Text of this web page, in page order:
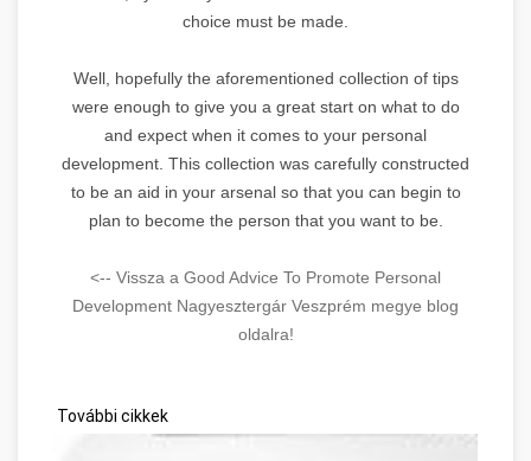
choice must be made.
Well, hopefully the aforementioned collection of tips
were enough to give you a great start on what to do
and expect when it comes to your personal
development. This collection was carefully constructed
to be an aid in your arsenal so that you can begin to
plan to become the person that you want to be.
<-- Vissza a Good Advice To Promote Personal
Development Nagyesztergár Veszprém megye blog
oldalra!
További cikkek